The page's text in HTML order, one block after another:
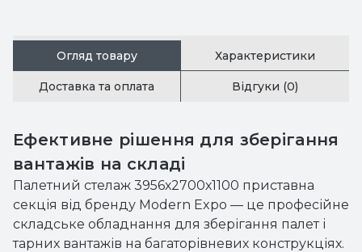
Огляд товару Характеристики
Доставка та оплата Відгуки (0)
Ефективне рішення для зберігання
вантажів на складі
Палетний стелаж 3956х2700х1100 приставна
секція від бренду Modern Expo — це професійне
складське обладнання для зберігання палет і
тарних вантажів на багаторівневих конструкціях.